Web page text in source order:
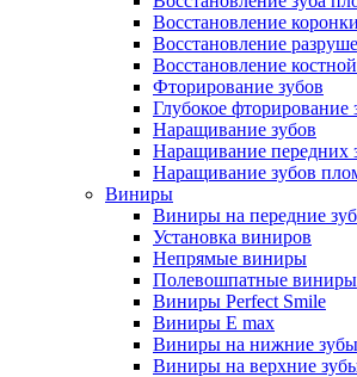
Восстановление
Восстановление
Восстановление
Фторирование зубов
Глубокое фторирование
Наращивание зубов
Наращивание передних
Наращивание зубов
Виниры
Виниры на передние
Установка виниров
Непрямые виниры
Полевошпатные виниры
Виниры Perfect Smile
Виниры E max
Виниры на нижние зубы
Виниры на верхние